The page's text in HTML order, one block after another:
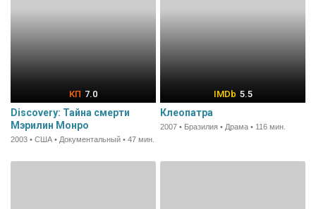
7.0
Discovery: Тайна смерти
Мэрилин Монро
2003 • США • Документальный • 47 мин.
5.5
Клеопатра
2007 • Бразилия • Драма • 116 мин.